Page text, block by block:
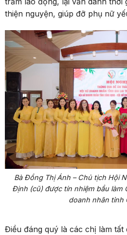
thiện nguyện, giúp đỡ phụ nữ
Bà Đồng Thị Ánh – Chủ tịch Hội
Định (cũ) được tín nhiệm bầu làm
doanh nhân tỉnh
Điều đáng quý là các chị làm